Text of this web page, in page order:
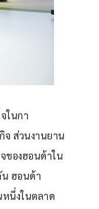
ในกา
จ ส่วนงานยาน
ของฮอนด้าใน
น ฮอนด้า
นึ่งในตลาด